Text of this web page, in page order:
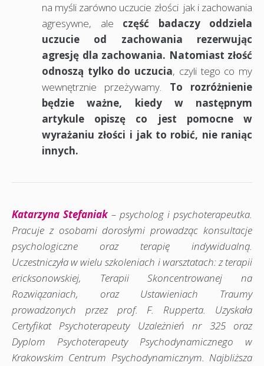
na myśli zarówno uczucie złości jak i zachowania
agresywne, ale część badaczy oddziela
uczucie od zachowania rezerwując
agresję dla zachowania. Natomiast złość
odnoszą tylko do uczucia, czyli tego co my
wewnętrznie przeżywamy. To rozróżnienie
będzie ważne, kiedy w następnym
artykule opiszę co jest pomocne w
wyrażaniu złości i jak to robić, nie raniąc
innych.
Katarzyna Stefaniak– psycholog i psychoterapeutka.
Pracuje z osobami dorosłymi prowadząc konsultacje
psychologiczne oraz terapię indywidualną.
Uczestniczyła w wielu szkoleniach i warsztatach: z terapii
ericksonowskiej, Terapii Skoncentrowanej na
Rozwiązaniach, oraz Ustawieniach Traumy
prowadzonych przez prof. F. Rupperta. Uzyskała
Certyfikat Psychoterapeuty Uzależnień nr 325 oraz
Dyplom Psychoterapeuty Psychodynamicznego w
Krakowskim Centrum Psychodynamicznym. Najbliższa